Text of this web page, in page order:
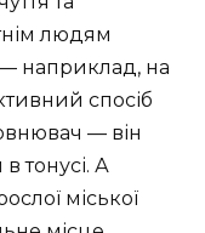
людям
наприклад, на
спосіб
— він
тонусі. А
міської